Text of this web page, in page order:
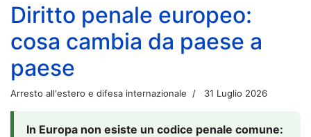
Diritto penale europeo:
cosa cambia da paese a
paese
Arresto all'estero e difesa internazionale 31 Luglio 2026
In Europa non esiste un codice penale comune: